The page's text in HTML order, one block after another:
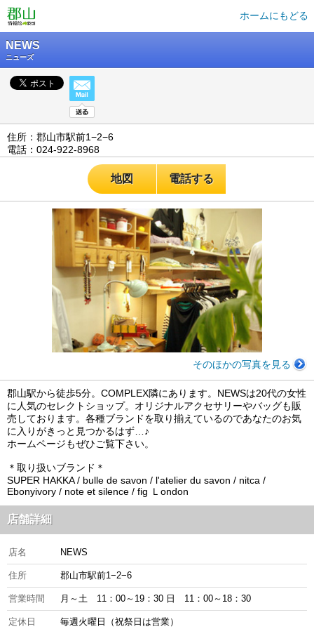
ホームにもどる
NEWS
ニューズ
住所：郡山市駅前1−2−6
電話：024-922-8968
地図 電話する
そのほかの写真を見る
郡山駅から徒歩5分。COMPLEX隣にあります。NEWSは20代の女性
に人気のセレクトショップ。オリジナルアクセサリーやバッグも販
売しております。各種ブランドを取り揃えているのであなたのお気
に入りがきっと見つかるはず…♪
ホームページもぜひご覧下さい。
＊取り扱いブランド＊
SUPER HAKKA / bulle de savon / l'atelier du savon / nitca /
Ebonyivory / note et silence / fig Ｌondon
店舗詳細
店名 NEWS
住所 郡山市駅前1−2−6
営業時間 月～土 11：00～19：30 日 11：00～18：30
定休日 毎週火曜日（祝祭日は営業）